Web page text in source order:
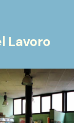
Lavoro